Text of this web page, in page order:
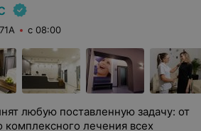
с 08:00
любую поставленную задачу: от
комплексного лечения всех